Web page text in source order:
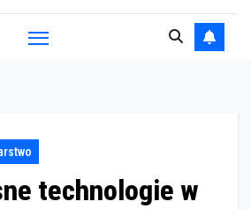
technologie w